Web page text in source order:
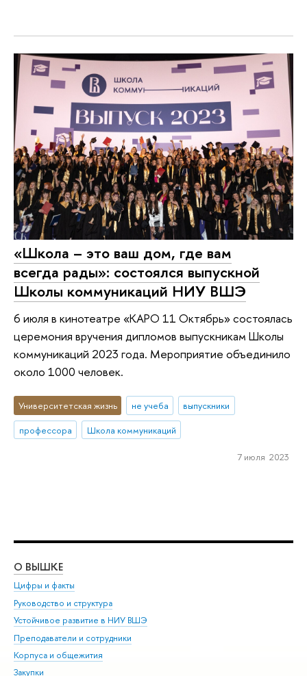
«Школа – это ваш дом, где вам
всегда рады»: состоялся выпускной
Школы коммуникаций НИУ ВШЭ
6 июля в кинотеатре «КАРО 11 Октябрь» состоялась
церемония вручения дипломов выпускникам Школы
коммуникаций 2023 года. Мероприятие объединило
около 1000 человек.
Университетская жизнь не учеба
выпускники
профессора
Школа коммуникаций
7 июля 2023
О ВЫШКЕ
Цифры и факты
Руководство и структура
Устойчивое развитие в НИУ ВШЭ
Преподаватели и сотрудники
Корпуса и общежития
Закупки